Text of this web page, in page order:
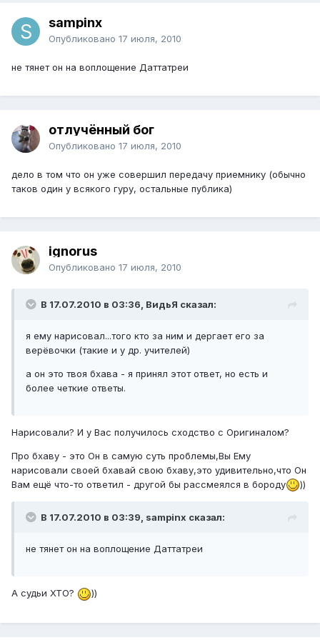
sampinx
Опубликовано 17 июля, 2010
не тянет он на воплощение Даттатреи
отлучённый бог
Опубликовано 17 июля, 2010
дело в том что он уже совершил передачу приемнику (обычно
таков один у всякого гуру, остальные публика)
ignorus
Опубликовано 17 июля, 2010
В 17.07.2010 в 03:36, ВидьЯ сказал:
я ему нарисовал...того кто за ним и дергает его за
верёвочки (такие и у др. учителей)
а он это твоя бхава - я принял этот ответ, но есть и
более четкие ответы.
Нарисовали? И у Вас получилось сходство с Оригиналом?
Про бхаву - это Он в самую суть проблемы,Вы Ему
нарисовали своей бхавай свою бхаву,это удивительно,что Он
Вам ещё что-то ответил - другой бы рассмеялся в бороду
))
В 17.07.2010 в 03:39, sampinx сказал:
не тянет он на воплощение Даттатреи
А судьи ХТО? ))